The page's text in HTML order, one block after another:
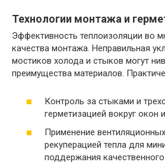
Технологии монтажа и
Эффективность теплоизоляции во
качества монтажа. Неправильная
мостиков холода и стыков могут
преимущества материалов.
Контроль за стыками и
герметизацией вокруг окон
Применение
рекуперацией тепла для
поддержания